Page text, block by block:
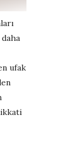
ufak